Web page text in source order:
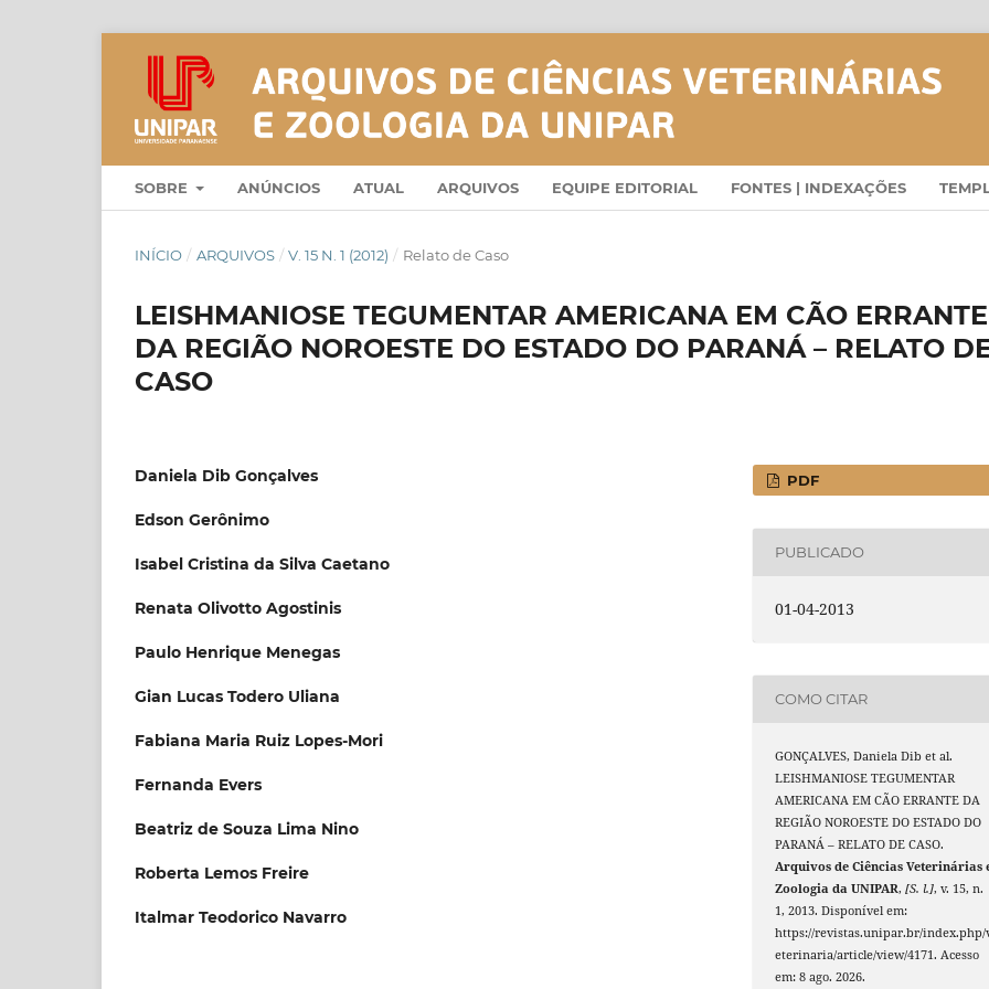
SOBRE ANÚNCIOS ATUAL ARQUIVOS EQUIPE EDITORIAL FONTES | INDEXAÇÕES
INÍCIO / ARQUIVOS / V. 15 N. 1 (2012) / Relato de Caso
LEISHMANIOSE TEGUMENTAR AMERICANA EM CÃO ERRANTE
DA REGIÃO NOROESTE DO ESTADO DO PARANÁ – RELATO
CASO
Daniela Dib Gonçalves
Edson Gerônimo
Isabel Cristina da Silva Caetano
Renata Olivotto Agostinis
Paulo Henrique Menegas
Gian Lucas Todero Uliana
Fabiana Maria Ruiz Lopes-Mori
Fernanda Evers
Beatriz de Souza Lima Nino
Roberta Lemos Freire
Italmar Teodorico Navarro
PDF
PUBLICADO
01-04-2013
COMO CITAR
GONÇALVES, Daniela Dib et al.
LEISHMANIOSE TEGUMENTAR
AMERICANA EM CÃO ERRANTE DA
REGIÃO NOROESTE DO ESTADO DO
PARANÁ – RELATO DE CASO.
Arquivos de Ciências Veterinárias
Zoologia da UNIPAR,[S. l.], v. 15, n.
1, 2013. Disponível em:
https://revistas.unipar.br/index.php/
eterinaria/article/view/4171. Acesso
em: 8 ago. 2026.